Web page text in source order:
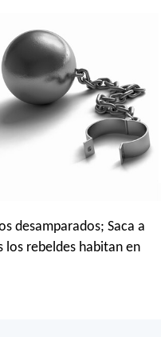
desamparados; Saca a
los rebeldes habitan en